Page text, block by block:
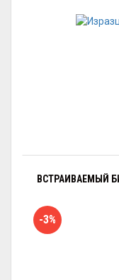
ВСТРАИВАЕМЫЙ
-3%